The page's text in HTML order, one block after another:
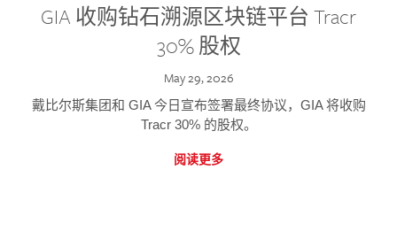
GIA 收购钻石溯源区块链平台 Tracr
30% 股权
May 29, 2026
戴比尔斯集团和 GIA 今日宣布签署最终协议，GIA 将收购
Tracr 30% 的股权。
阅读更多